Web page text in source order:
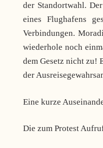
der Standortwahl.
eines Flughafens
Verbindungen.
wiederhole noch
dem Gesetz nicht zu!
der
Eine kurze
Die zum Protest